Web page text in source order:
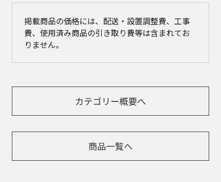
掲載商品の価格には、配送・設置調整費、工事
費、使用済み商品の引き取り費等は含まれてお
りません。
カテゴリー概要へ
商品一覧へ